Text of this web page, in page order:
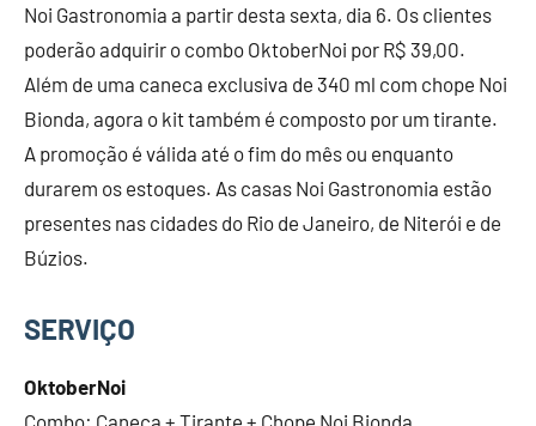
Noi Gastronomia a partir desta sexta, dia 6. Os clientes
poderão adquirir o combo OktoberNoi por R$ 39,00.
Além de uma caneca exclusiva de 340 ml com chope Noi
Bionda, agora o kit também é composto por um tirante.
A promoção é válida até o fim do mês ou enquanto
durarem os estoques. As casas Noi Gastronomia estão
presentes nas cidades do Rio de Janeiro, de Niterói e de
Búzios.
SERVIÇO
OktoberNoi
Combo: Caneca + Tirante + Chope Noi Bionda